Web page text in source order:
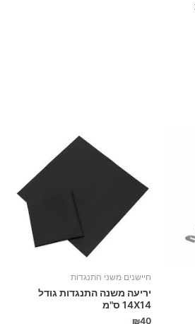
חיישנים משני התנגדות
יריעה משנה התנגדות גודל
14X14 ס"מ
₪40